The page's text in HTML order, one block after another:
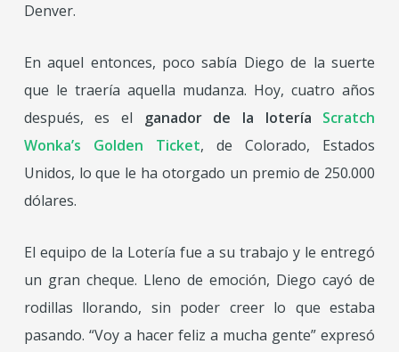
Denver.
En aquel entonces, poco sabía Diego de la suerte
que le traería aquella mudanza. Hoy, cuatro años
después, es el
ganador de la lotería
Scratch
Wonka’s Golden Ticket, de Colorado, Estados
Unidos, lo que le ha otorgado un premio de 250.000
dólares.
El equipo de la Lotería fue a su trabajo y le entregó
un gran cheque. Lleno de emoción, Diego cayó de
rodillas llorando, sin poder creer lo que estaba
pasando. “Voy a hacer feliz a mucha gente” expresó